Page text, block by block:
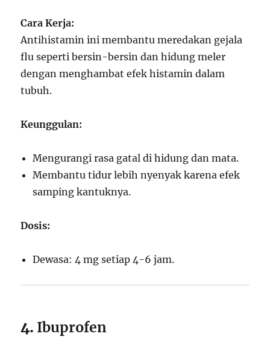
Cara Kerja:
Antihistamin ini membantu meredakan gejala
flu seperti bersin-bersin dan hidung meler
dengan menghambat efek histamin dalam
tubuh.
Keunggulan:
Mengurangi rasa gatal di hidung dan mata.
Membantu tidur lebih nyenyak karena efek
samping kantuknya.
Dosis:
Dewasa: 4 mg setiap 4-6 jam.
4. Ibuprofen